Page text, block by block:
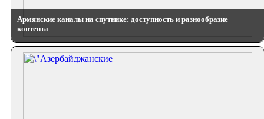
Армянские каналы на спутнике: доступность и разнообразие
контента